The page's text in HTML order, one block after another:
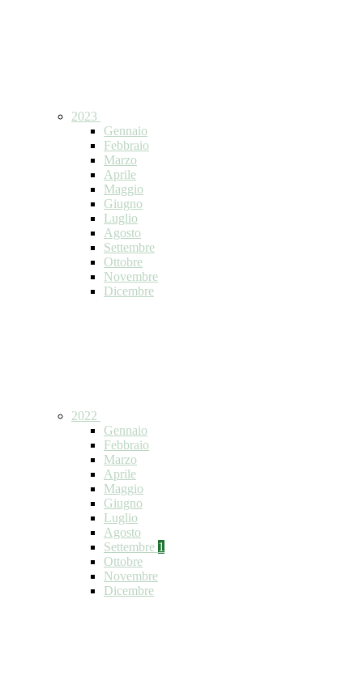
2023
Gennaio
Febbraio
Marzo
Aprile
Maggio
Giugno
Luglio
Agosto
Settembre
Ottobre
Novembre
Dicembre
2022
Gennaio
Febbraio
Marzo
Aprile
Maggio
Giugno
Luglio
Agosto
Settembre 1
Ottobre
Novembre
Dicembre